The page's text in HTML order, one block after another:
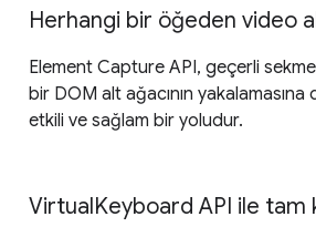
Herhangi bir öğeden video
Element Capture API, geçerli
bir DOM alt ağacının
etkili ve sağlam bir yoludur.
VirtualKeyboard API ile tam